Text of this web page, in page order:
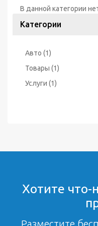
В данной категории
Категории
Авто (1)
Товары (1)
Услуги (1)
Хотите что-